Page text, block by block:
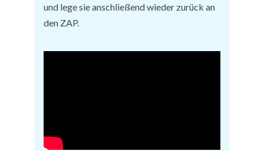
und lege sie anschließend wieder zurück an
den ZAP.